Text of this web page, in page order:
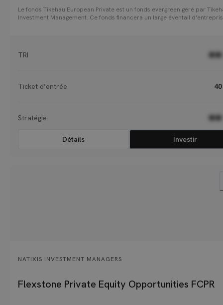
Le fonds Tikehau European Private est un fonds evergreen géré par
Investment Management. Ce fonds financera un large éventail
principalement de prêts garantis de premier rang à taux variable
des sociétés européennes jugées de grande qualité. Le fonds a obtenu
TRI
Ticket d’entrée
Stratégie
Détails Investir
NATIXIS INVESTMENT MANAGERS
Flexstone Private Equity Opportunities FCPR